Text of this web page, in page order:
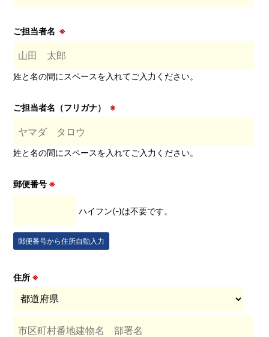
ご担当者名 ※
姓と名の間にスペースを入れてご入力ください。
ご担当者名（フリガナ） ※
姓と名の間にスペースを入れてご入力ください。
郵便番号 ※
ハイフン(-)は不要です。
郵便番号から住所自動入力
住所 ※